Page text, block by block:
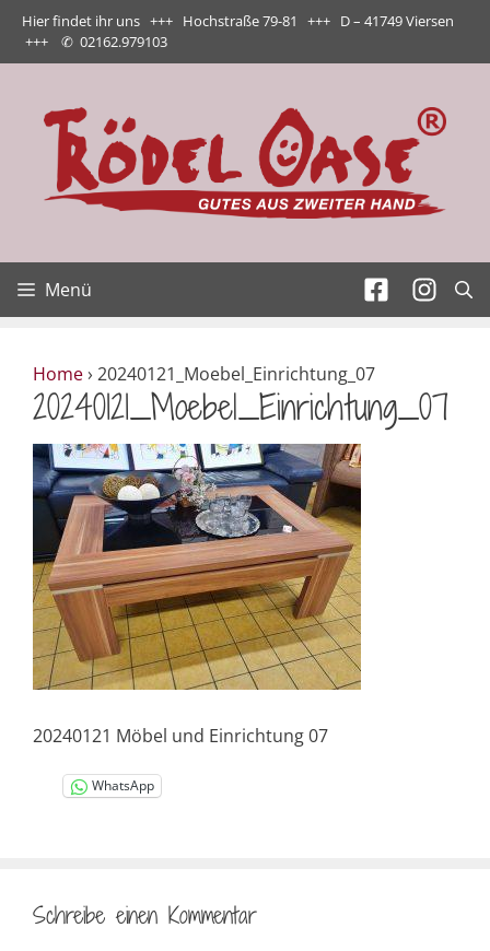
Zum
Inhalt
springen
Hier findet ihr uns +++ Hochstraße 79-81 +++ D – 41749 Viersen
+++ ✆ 02162.979103
Menü
Home› 20240121_Moebel_Einrichtung_07
20240121_Moebel_Einrichtung_07
20240121 Möbel und Einrichtung 07
WhatsApp
Schreibe einen Kommentar